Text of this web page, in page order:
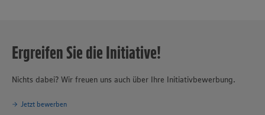
Ergreifen Sie die Initiative!
Nichts dabei? Wir freuen uns auch über Ihre Initiativbewerbung.
Jetzt bewerben